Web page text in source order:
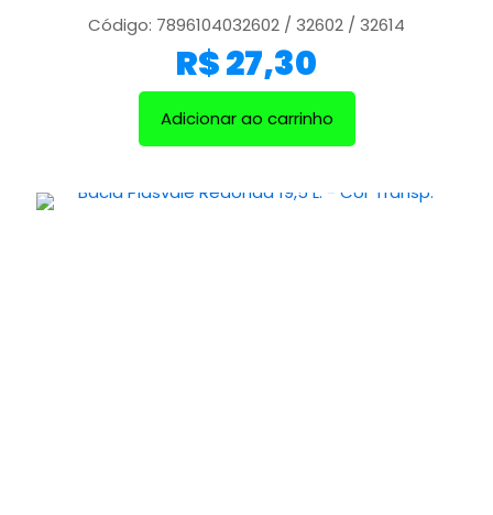
Código: 7896104032602 / 32602 / 32614
R$27,30
Adicionar ao carrinho